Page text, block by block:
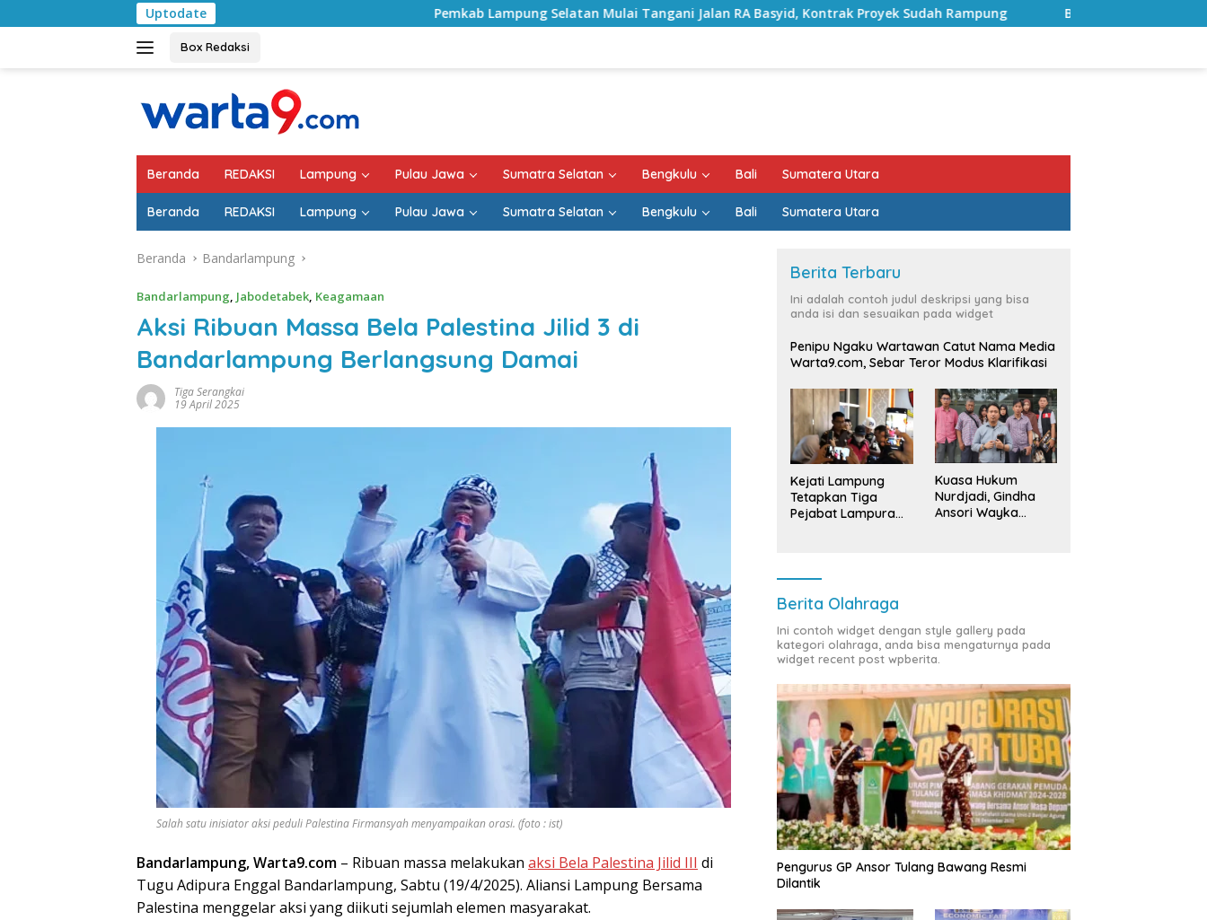
ke
Uptodate Pemkab Lampung Selatan Mulai Tangani Jalan RA Basyid, Kontrak Proyek Sudah Rampung Bulan Kemerdekaan, Bupati Lampung Selatan
Box Redaksi
Beranda REDAKSI Lampung Pulau Jawa Sumatra Selatan Bengkulu Bali Sumatera Utara
Beranda REDAKSI Lampung Pulau Jawa Sumatra Selatan Bengkulu Bali Sumatera Utara
Beranda Bandarlampung
Bandarlampung, Jabodetabek, Keagamaan
Aksi Ribuan Massa Bela Palestina Jilid 3 di
Bandarlampung Berlangsung Damai
Tiga Serangkai
19 April 2025
Salah satu inisiator aksi peduli Palestina Firmansyah menyampaikan orasi. (foto : ist)
Bandarlampung, Warta9.com – Ribuan massa melakukan aksi Bela Palestina Jilid III di
Tugu Adipura Enggal Bandarlampung, Sabtu (19/4/2025). Aliansi Lampung Bersama
Palestina menggelar aksi yang diikuti sejumlah elemen masyarakat.
Berita Terbaru
Ini adalah contoh judul deskripsi yang bisa
anda isi dan sesuaikan pada widget
Penipu Ngaku Wartawan Catut Nama Media
Warta9.com, Sebar Teror Modus Klarifikasi
Kejati Lampung
Tetapkan Tiga
Pejabat Lampura
Kuasa Hukum
Nurdjadi, Gindha
Ansori Wayka
Berita Olahraga
Ini contoh widget dengan style gallery pada
kategori olahraga, anda bisa mengaturnya pada
widget recent post wpberita.
Pengurus GP Ansor Tulang Bawang Resmi
Dilantik